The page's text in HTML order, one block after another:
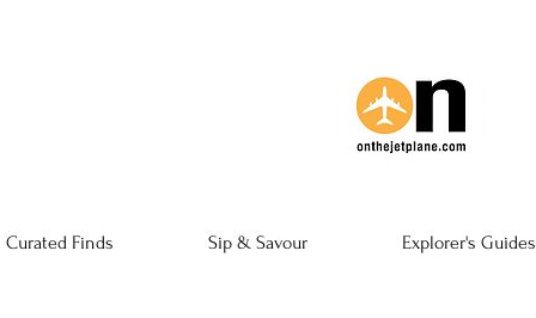
Curated Finds Sip & Savour Explorer's Guides